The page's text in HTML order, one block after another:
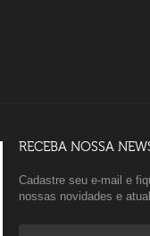
RECEBA NOSSA
Cadastre seu e-mail e
nossas novidades e